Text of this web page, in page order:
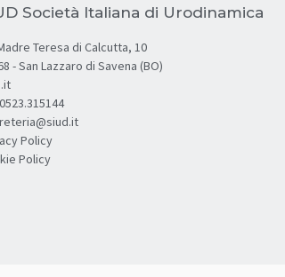
Società Italiana di Urodinamica
Teresa di Calcutta, 10
- San Lazzaro di Savena (BO)
Policy
Policy